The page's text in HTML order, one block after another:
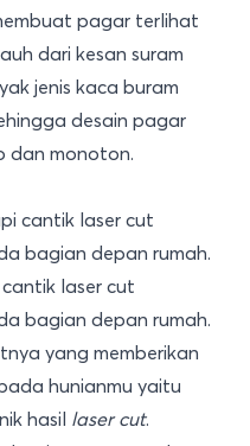
pagar terlihat
dari kesan suram
jenis kaca buram
desain pagar
dan monoton.
laser cut
bagian depan rumah.
yang memberikan
hunianmu yaitu
hasil laser cut.